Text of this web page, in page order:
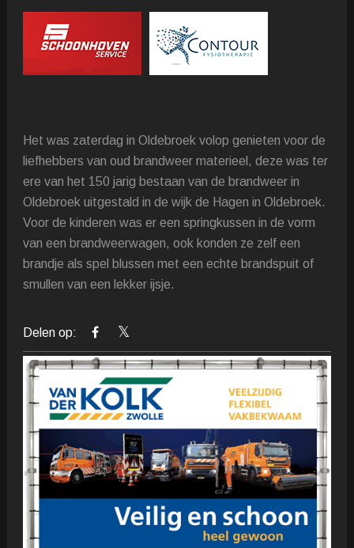
Het was zaterdag in Oldebroek volop genieten voor de
liefhebbers van oud brandweer materieel, deze was ter
ere van het 150 jarig bestaan van de brandweer in
Oldebroek uitgestald in de wijk de Hagen in Oldebroek.
Voor de kinderen was er een springkussen in de vorm
van een brandweerwagen, ook konden ze zelf een
brandje als spel blussen met een echte brandspuit of
smullen van een lekker ijsje.
Delen op: